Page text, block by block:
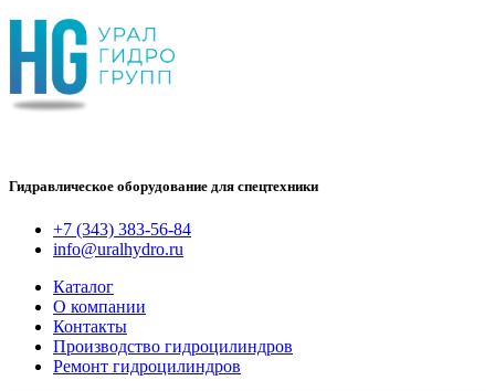
Гидравлическое оборудование для спецтехники
+7 (343) 383-56-84
info@uralhydro.ru
Каталог
О компании
Контакты
Производство гидроцилиндров
Ремонт гидроцилиндров